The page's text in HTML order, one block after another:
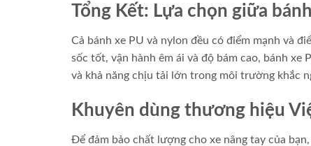
Tổng Kết: Lựa chọn giữa
Cả bánh xe PU và nylon đều có điểm mạnh và
sốc tốt, vận hành êm ái và độ bám cao, bánh
và khả năng chịu tải lớn trong môi trường khắc
Khuyên dùng thương hiệu
Để đảm bảo chất lượng cho xe nâng tay của